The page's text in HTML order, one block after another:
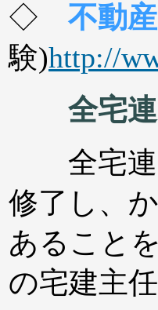
◇ 不動
験)http://
全宅連
全宅連
修了し、
あること
の宅建主